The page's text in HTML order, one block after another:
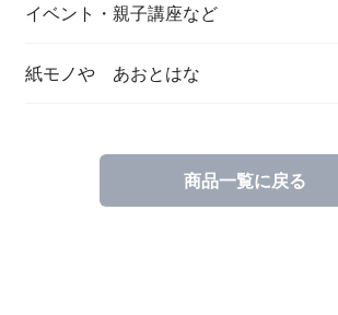
イベント・親子講座など
紙モノや あおとはな
商品一覧に戻る